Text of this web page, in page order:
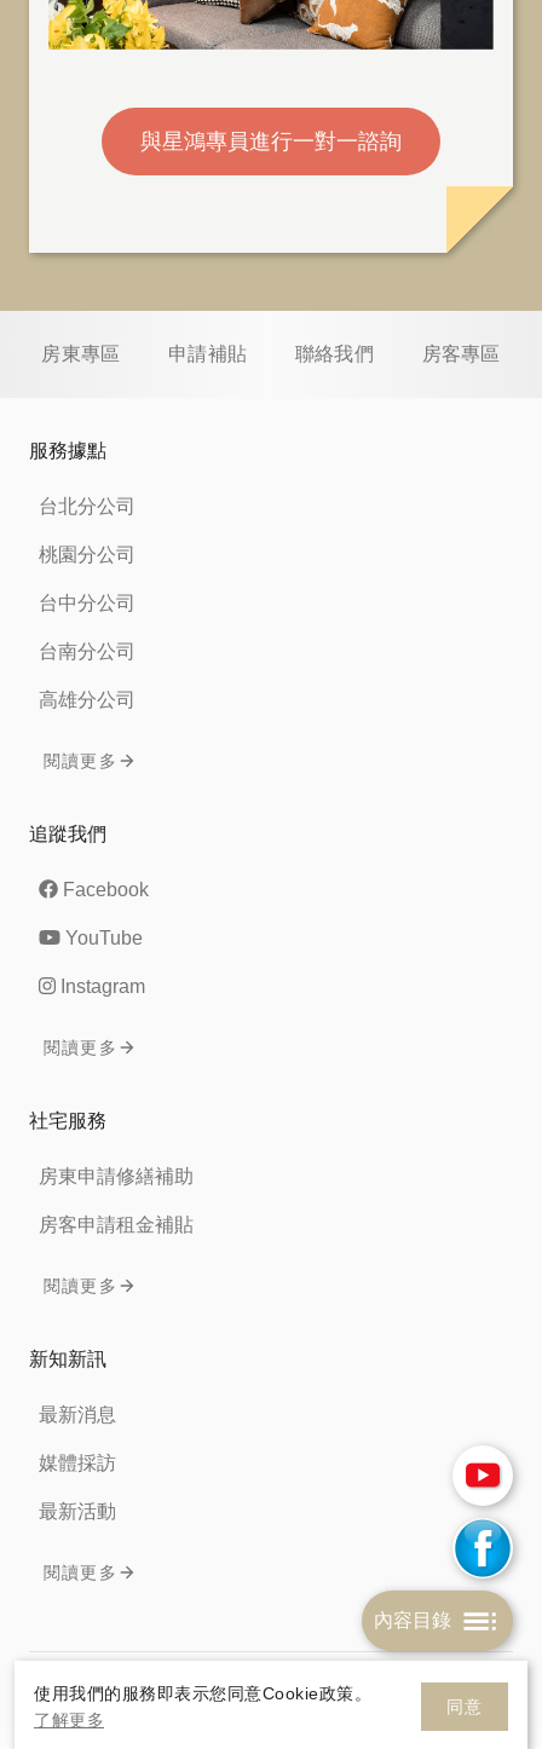
與星鴻專員進行一對一諮詢
房東專區 申請補貼 聯絡我們 房客專區
服務據點
台北分公司
桃園分公司
台中分公司
台南分公司
高雄分公司
閱讀更多
追蹤我們
Facebook
YouTube
Instagram
閱讀更多
社宅服務
房東申請修繕補助
房客申請租金補貼
閱讀更多
新知新訊
最新消息
媒體採訪
最新活動
閱讀更多
免責聲明 隱私權條款 Cookie政策
內容目錄
使用我們的服務即表示您同意Cookie政策。
了解更多
同意